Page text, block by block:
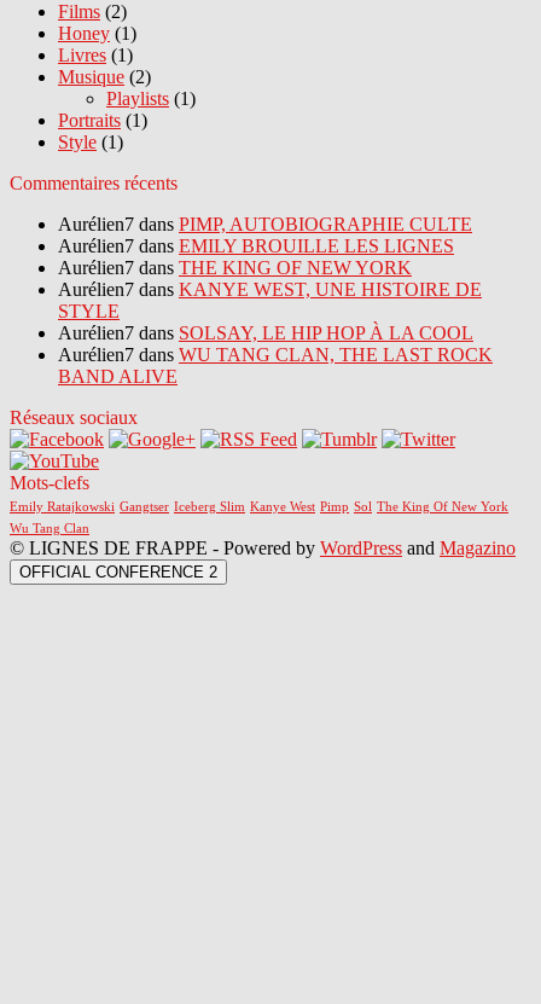
Films (2)
Honey (1)
Livres (1)
Musique (2)
Playlists (1)
Portraits (1)
Style (1)
Commentaires récents
Aurélien7 dans PIMP, AUTOBIOGRAPHIE CULTE
Aurélien7 dans EMILY BROUILLE LES LIGNES
Aurélien7 dans THE KING OF NEW YORK
Aurélien7 dans KANYE WEST, UNE HISTOIRE DE
STYLE
Aurélien7 dans SOLSAY, LE HIP HOP À LA COOL
Aurélien7 dans WU TANG CLAN, THE LAST ROCK
BAND ALIVE
Réseaux sociaux
Mots-clefs
Emily Ratajkowski Gangtser Iceberg Slim Kanye West Pimp Sol The King Of New York
Wu Tang Clan
© LIGNES DE FRAPPE - Powered by WordPress and Magazino
OFFICIAL CONFERENCE 2